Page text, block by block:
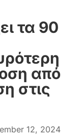
τα 90
από
στις
12, 2024